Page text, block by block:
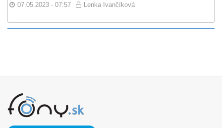
07.05.2023 - 07:57 Lenka Ivančíková